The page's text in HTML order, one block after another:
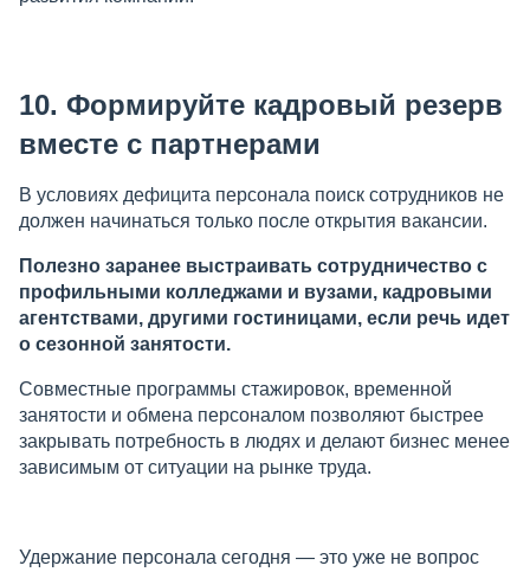
10. Формируйте кадровый резерв
вместе с партнерами
В условиях дефицита персонала поиск сотрудников не
должен начинаться только после открытия вакансии.
Полезно заранее выстраивать сотрудничество с
профильными колледжами и вузами, кадровыми
агентствами, другими гостиницами, если речь идет
о сезонной занятости.
Совместные программы стажировок, временной
занятости и обмена персоналом позволяют быстрее
закрывать потребность в людях и делают бизнес менее
зависимым от ситуации на рынке труда.
Удержание персонала сегодня — это уже не вопрос